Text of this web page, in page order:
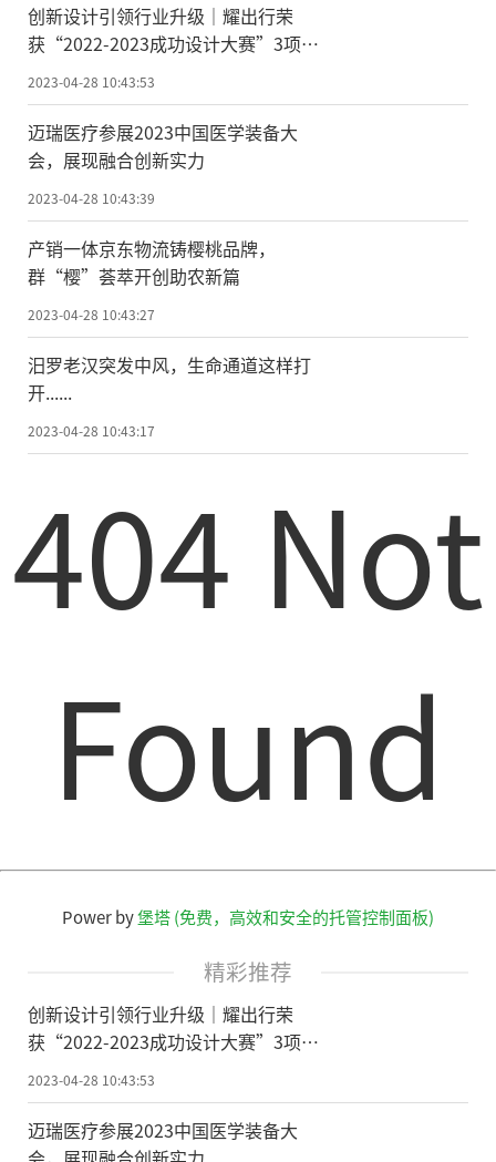
创新设计引领行业升级｜耀出行荣
获“2022-2023成功设计大赛”3项大
奖
2023-04-28 10:43:53
迈瑞医疗参展2023中国医学装备大
会，展现融合创新实力
2023-04-28 10:43:39
产销一体京东物流铸樱桃品牌，
群“樱”荟萃开创助农新篇
2023-04-28 10:43:27
汨罗老汉突发中风，生命通道这样打
开......
2023-04-28 10:43:17
404 Not
Found
Power by堡塔 (免费，高效和安全的托管控制面板)
精彩推荐
创新设计引领行业升级｜耀出行荣
获“2022-2023成功设计大赛”3项大
奖
2023-04-28 10:43:53
迈瑞医疗参展2023中国医学装备大